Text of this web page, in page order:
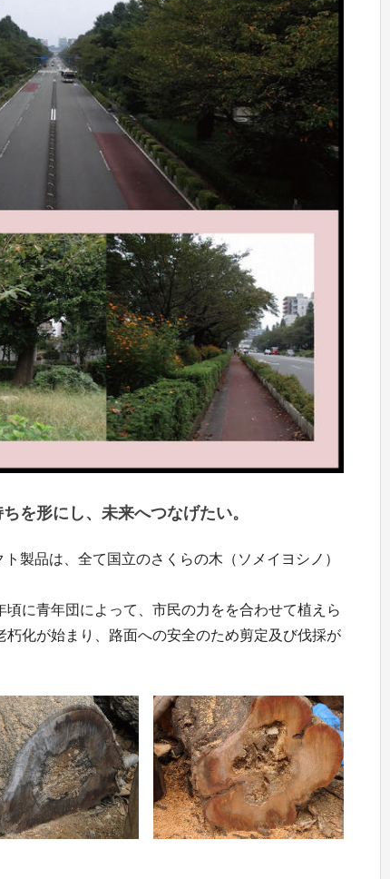
を形にし、未来へつなげたい。
製品は、全て国立のさくらの木（ソメイヨシノ）
に青年団によって、市民の力をを合わせて植えら
化が始まり、路面への安全のため剪定及び伐採が